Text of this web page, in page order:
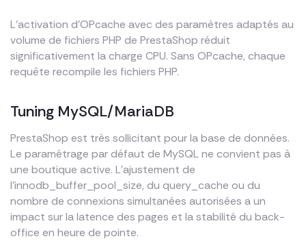
L’activation d’OPcache avec des paramètres adaptés au
volume de fichiers PHP de PrestaShop réduit
significativement la charge CPU. Sans OPcache, chaque
requête recompile les fichiers PHP.
Tuning MySQL/MariaDB
PrestaShop est très sollicitant pour la base de données.
Le paramétrage par défaut de MySQL ne convient pas à
une boutique active. L’ajustement de
l’innodb_buffer_pool_size, du query_cache ou du
nombre de connexions simultanées autorisées a un
impact sur la latence des pages et la stabilité du back-
office en heure de pointe.